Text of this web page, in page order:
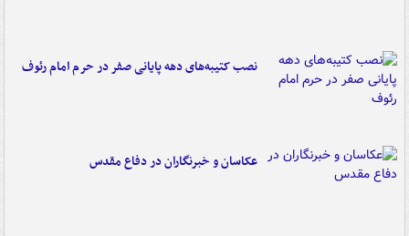
نصب کتیبه‌های دهه پایانی صفر در حرم امام رئوف
عکاسان و خبرنگاران در دفاع مقدس